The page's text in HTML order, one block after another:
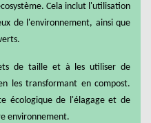
Cela inclut l'utilisation
de l'environnement, ainsi que
de taille et à les utiliser de
les transformant en compost.
écologique de l'élagage et de
environnement.